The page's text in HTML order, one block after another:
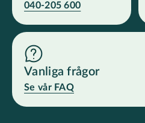
040-205 600
Vanliga frågor
Se vår FAQ